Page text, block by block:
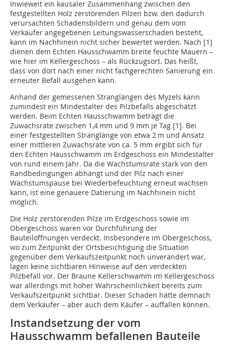
Inwieweit ein kausaler Zusammenhang zwischen den
festgestellten Holz zerstörenden Pilzen bzw. den dadurch
verursachten Schadensbildern und genau dem vom
Verkäufer angegebenen Leitungswasserschaden besteht,
kann im Nachhinein nicht sicher bewertet werden. Nach [1]
dienen dem Echten Hausschwamm breite feuchte Mauern –
wie hier im Kellergeschoss – als Rückzugsort. Das heißt,
dass von dort nach einer nicht fachgerechten Sanierung ein
erneuter Befall ausgehen kann.
Anhand der gemessenen Stranglängen des Myzels kann
zumindest ein Mindestalter des Pilzbefalls abgeschätzt
werden. Beim Echten Hausschwamm beträgt die
Zuwachsrate zwischen 1,4 mm und 9 mm je Tag [1]. Bei
einer festgestellten Stranglänge von etwa 2 m und Ansatz
einer mittleren Zuwachsrate von ca. 5 mm ergibt sich für
den Echten Hausschwamm im Erdgeschoss ein Mindestalter
von rund einem Jahr. Da die Wachstumsrate stark von den
Randbedingungen abhängt und der Pilz nach einer
Wachstumspause bei Wiederbefeuchtung erneut wachsen
kann, ist eine genauere Datierung im Nachhinein nicht
möglich.
Die Holz zerstörenden Pilze im Erdgeschoss sowie im
Obergeschoss waren vor Durchführung der
Bauteilöffnungen verdeckt. Insbesondere im Obergeschoss,
wo zum Zeitpunkt der Ortsbesichtigung die Situation
gegenüber dem Verkaufszeitpunkt noch unverändert war,
lagen keine sichtbaren Hinweise auf den verdeckten
Pilzbefall vor. Der Braune Kellerschwamm im Kellergeschoss
war allerdings mit hoher Wahrscheinlichkeit bereits zum
Verkaufszeitpunkt sichtbar. Dieser Schaden hätte demnach
dem Verkäufer – aber auch dem Käufer – auffallen können.
Instandsetzung der vom
Hausschwamm befallenen Bauteile